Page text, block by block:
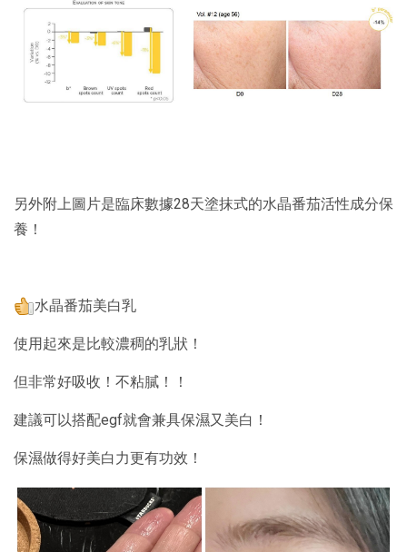
另外附上圖片是臨床數據28天塗抹式的水晶番茄活性成分保
養！
水晶番茄美白乳
使用起來是比較濃稠的乳狀！
但非常好吸收！不粘膩！！
建議可以搭配egf就會兼具保濕又美白！
保濕做得好美白力更有功效！